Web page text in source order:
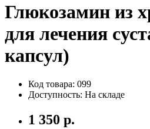
Глюкозамин из
для лечения
капсул)
Код товара: 099
Доступность: На складе
1 350 р.